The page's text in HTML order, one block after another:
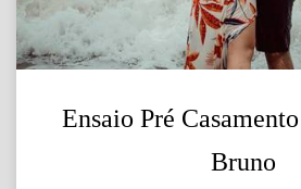
Ensaio Pré
Bruno